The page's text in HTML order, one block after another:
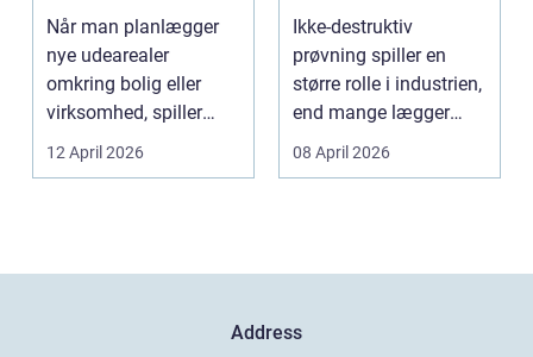
flotte udearealer
Når man planlægger
nye udearealer
omkring bolig eller
virksomhed, spiller
belægningen en helt
centra...
12 April 2026
Ikke-destruktiv
prøvning spiller en
større rolle i industrien,
end mange lægger
mærke til i hverdage...
08 April 2026
Address